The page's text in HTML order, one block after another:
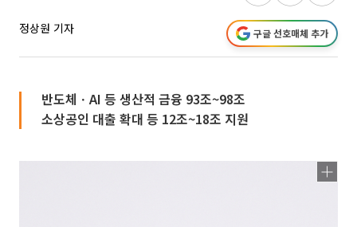
정상원 기자 구글 선호매체 추가
반도체ㆍAI 등 생산적 금융 93조~98조
소상공인 대출 확대 등 12조~18조 지원